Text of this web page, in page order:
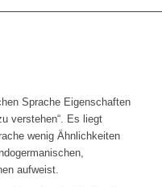
Sprache Eigenschaften
verstehen“. Es liegt
wenig Ähnlichkeiten
aufweist.